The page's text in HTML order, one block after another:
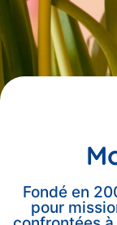
Fondé en
pour